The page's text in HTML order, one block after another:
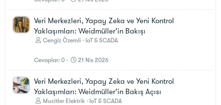
Veri Merkezleri, Yapay Zeka ve Yeni Kontrol
Yaklaşımları: Weidmüller'in Bakışı
Cengiz Özemli IoT & SCADA
Cevaplar 0 21 Nis 2026
Veri Merkezleri, Yapay Zeka ve Yeni Kontrol
Yaklaşımları: Weidmüller'in Bakış Açısı
Mucitler Elektrik IoT & SCADA